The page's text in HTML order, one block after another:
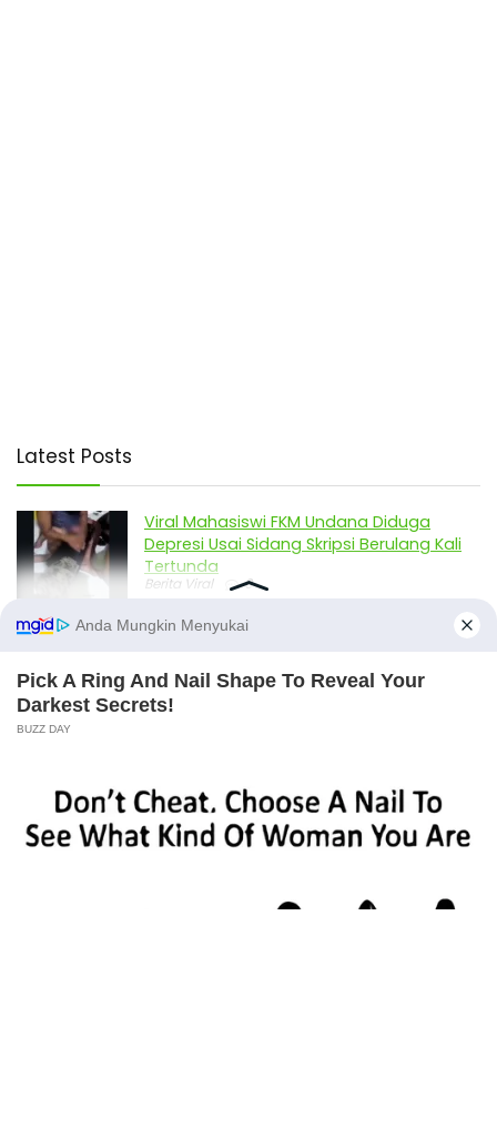
Latest Posts
Viral Mahasiswi FKM Undana Diduga
Depresi Usai Sidang Skripsi Berulang Kali
Tertunda
Berita Viral 0
Demo Agustus, Polri Pastikan Situasi
Aman dan Tingkatkan Intelijen serta
Patroli Siber
Viral Alutsista Berjejer di Monas Dikaitkan
Demo Besar, Mabes TNI Beri Penjelasan
Berita Viral 2